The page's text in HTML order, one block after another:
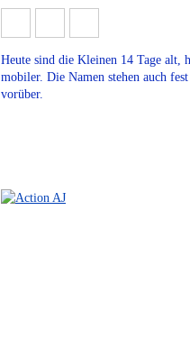
Heute sind die Kleinen 14 Tage alt,
mobiler. Die Namen stehen auch
vorüber.